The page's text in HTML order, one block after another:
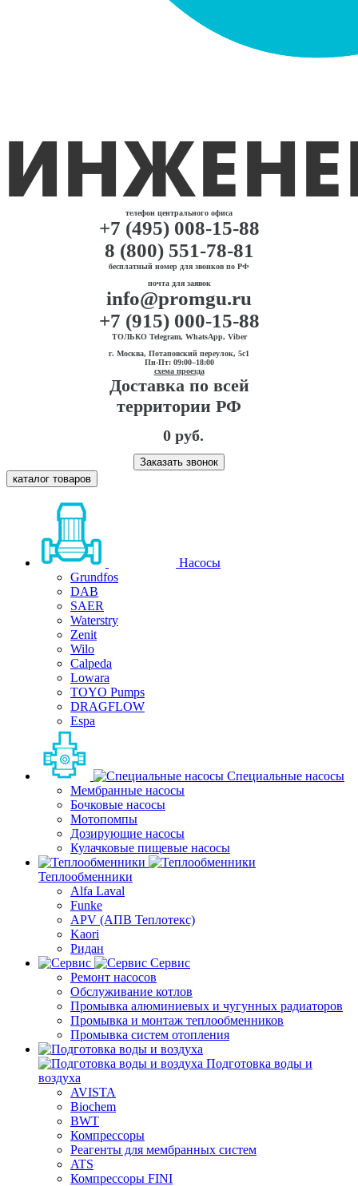
телефон центрального офиса
+7 (495) 008-15-88
8 (800) 551-78-81
бесплатный номер для звонков по РФ
почта для заявок
info@promgu.ru
+7 (915) 000-15-88
ТОЛЬКО Telegram, WhatsApp, Viber
г. Москва, Потаповский переулок, 5с1
Пн-Пт: 09:00–18:00
схема проезда
Доставка по всей
территории РФ
0 руб.
Заказать звонок
каталог товаров
Насосы
Grundfos
DAB
SAER
Waterstry
Zenit
Wilo
Calpeda
Lowara
TOYO Pumps
DRAGFLOW
Espa
Специальные насосы
Мембранные насосы
Бочковые насосы
Мотопомпы
Дозирующие насосы
Кулачковые пищевые насосы
Теплообменники
Alfa Laval
Funke
APV (АПВ Теплотекс)
Kaori
Ридан
Сервис
Ремонт насосов
Обслуживание котлов
Промывка алюминиевых и чугунных радиаторов
Промывка и монтаж теплообменников
Промывка систем отопления
Подготовка воды и
воздуха
AVISTA
Biochem
BWT
Компрессоры
Реагенты для мембранных систем
ATS
Компрессоры FINI